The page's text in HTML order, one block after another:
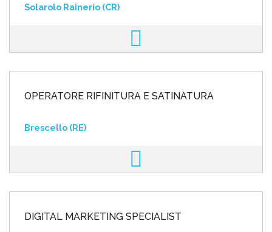
Solarolo Rainerio (CR)
OPERATORE RIFINITURA E SATINATURA
Brescello (RE)
DIGITAL MARKETING SPECIALIST